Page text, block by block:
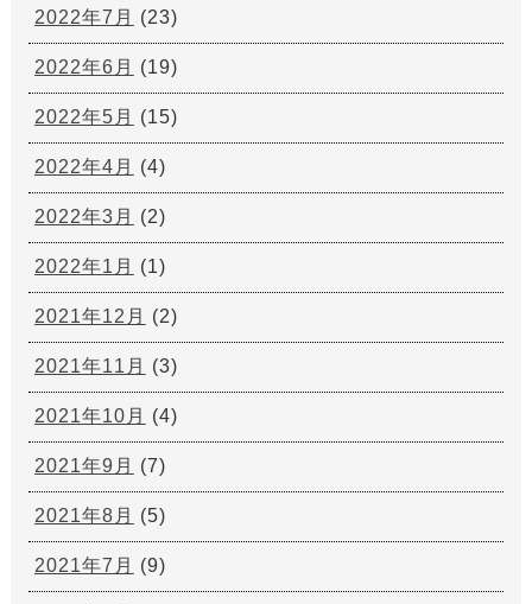
2022年7月 (23)
2022年6月 (19)
2022年5月 (15)
2022年4月 (4)
2022年3月 (2)
2022年1月 (1)
2021年12月 (2)
2021年11月 (3)
2021年10月 (4)
2021年9月 (7)
2021年8月 (5)
2021年7月 (9)